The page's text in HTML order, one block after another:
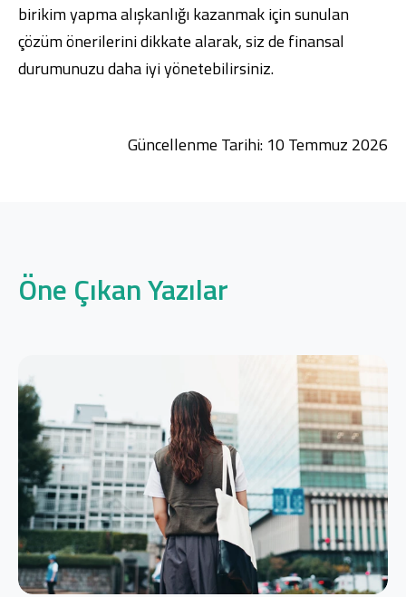
birikim yapma alışkanlığı kazanmak için sunulan
çözüm önerilerini dikkate alarak, siz de finansal
durumunuzu daha iyi yönetebilirsiniz.
Güncellenme Tarihi: 10 Temmuz 2026
Öne Çıkan Yazılar